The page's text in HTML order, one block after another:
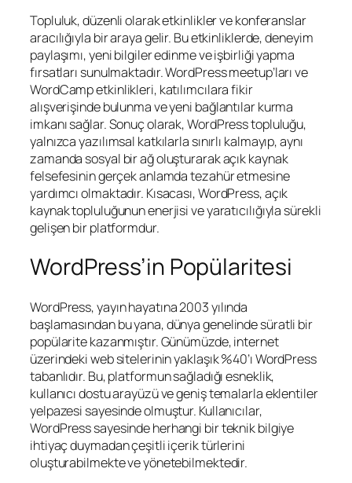
Topluluk, düzenli olarak etkinlikler ve konferanslar
aracılığıyla bir araya gelir. Bu etkinliklerde, deneyim
paylaşımı, yeni bilgiler edinme ve işbirliği yapma
fırsatları sunulmaktadır. WordPress meetup’ları ve
WordCamp etkinlikleri, katılımcılara fikir
alışverişinde bulunma ve yeni bağlantılar kurma
imkanı sağlar. Sonuç olarak, WordPress topluluğu,
yalnızca yazılımsal katkılarla sınırlı kalmayıp, aynı
zamanda sosyal bir ağ oluşturarak açık kaynak
felsefesinin gerçek anlamda tezahür etmesine
yardımcı olmaktadır. Kısacası, WordPress, açık
kaynak topluluğunun enerjisi ve yaratıcılığıyla sürekli
gelişen bir platformdur.
WordPress’in Popülaritesi
WordPress, yayın hayatına 2003 yılında
başlamasından bu yana, dünya genelinde süratli bir
popülarite kazanmıştır. Günümüzde, internet
üzerindeki web sitelerinin yaklaşık %40’ı WordPress
tabanlıdır. Bu, platformun sağladığı esneklik,
kullanıcı dostu arayüzü ve geniş temalarla eklentiler
yelpazesi sayesinde olmuştur. Kullanıcılar,
WordPress sayesinde herhangi bir teknik bilgiye
ihtiyaç duymadan çeşitli içerik türlerini
oluşturabilmekte ve yönetebilmektedir.